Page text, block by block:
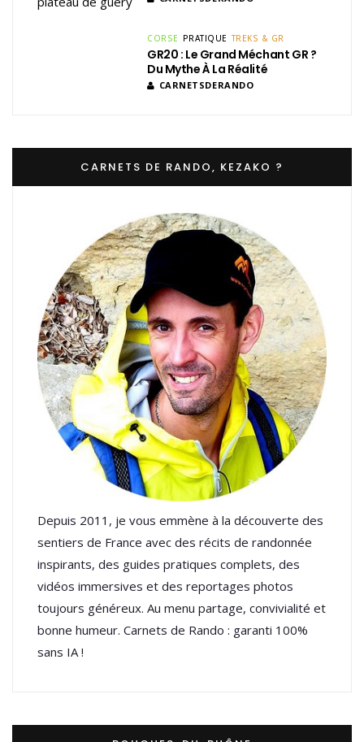
CORSE PRATIQUE TREKS & GR
GR20 : Le Grand Méchant GR ?
Du Mythe À La Réalité
CARNETSDERANDO
CARNETS DE RANDO, KEZAKO ?
Depuis 2011, je vous emmène à la découverte des
sentiers de France avec des récits de randonnée
inspirants, des guides pratiques complets, des
vidéos immersives et des reportages photos
toujours généreux. Au menu partage, convivialité et
bonne humeur. Carnets de Rando : garanti 100%
sans IA !